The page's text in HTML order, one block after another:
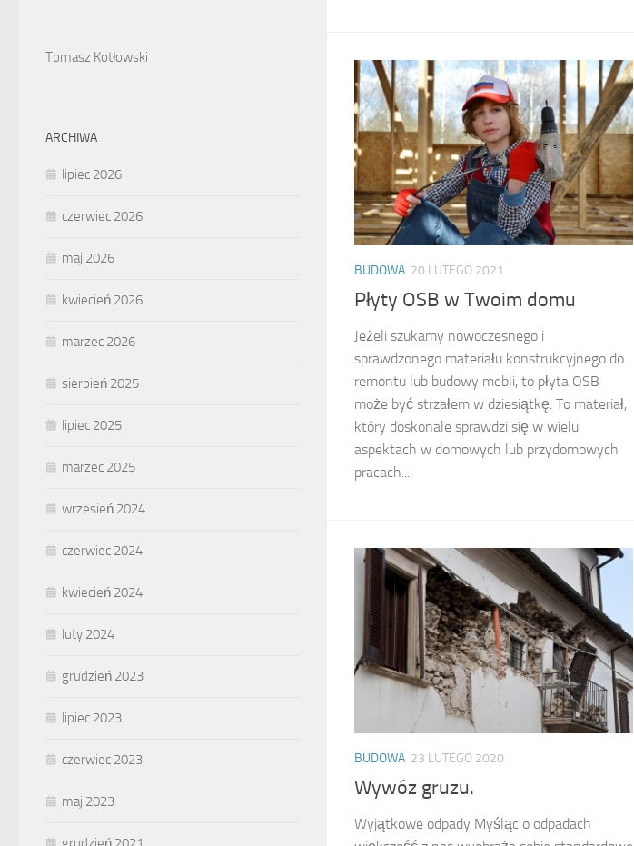
BUDOWA 20 LUTEGO 2021
Płyty OSB w Twoim domu
Jeżeli szukamy nowoczesnego i
sprawdzonego materiału konstrukcyjnego do
remontu lub budowy mebli, to płyta OSB
może być strzałem w dziesiątkę. To materiał,
który doskonale sprawdzi się w wielu
aspektach w domowych lub przydomowych
pracach....
BUDOWA 23 LUTEGO 2020
Wywóz gruzu.
Wyjątkowe odpady Myśląc o odpadach
Tomasz Kotłowski
ARCHIWA
lipiec 2026
czerwiec 2026
maj 2026
kwiecień 2026
marzec 2026
sierpień 2025
lipiec 2025
marzec 2025
wrzesień 2024
czerwiec 2024
kwiecień 2024
luty 2024
grudzień 2023
lipiec 2023
czerwiec 2023
maj 2023